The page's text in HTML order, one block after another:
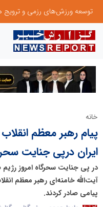
خانه
پیام رهبر معظم
ایران درپی جنایت
در پی جنایت سحرگاه امروز
آیت‌الله خامنه‌ای رهبر معظم
پیامی صادر کردند.